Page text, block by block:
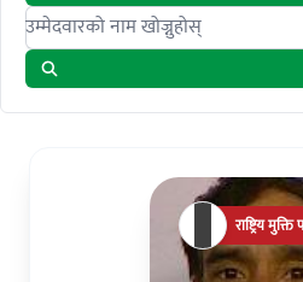
Search candidates
राष्ट्रिय मुक्ति
नेपाल(एकल